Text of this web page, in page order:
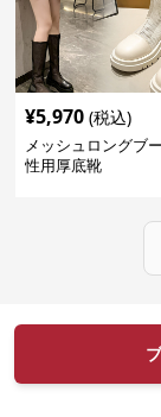
¥5,970 (税込)
メッシュロングブ
性用厚底靴